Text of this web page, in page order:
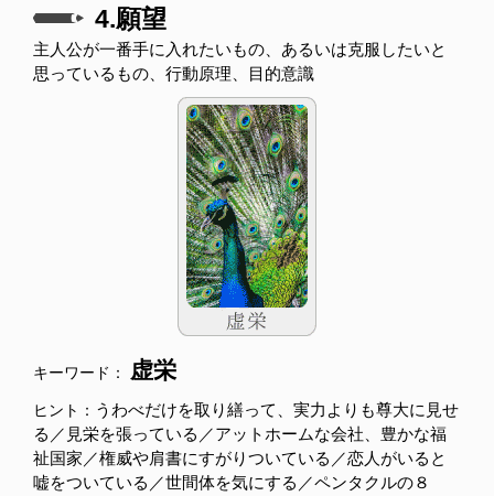
4.願望
主人公が一番手に入れたいもの、あるいは克服したいと
思っているもの、行動原理、目的意識
キーワード： 虚栄
ヒント： うわべだけを取り繕って、実力よりも尊大に見せ
る／見栄を張っている／アットホームな会社、豊かな福
祉国家／権威や肩書にすがりついている／恋人がいると
嘘をついている／世間体を気にする／ペンタクルの８